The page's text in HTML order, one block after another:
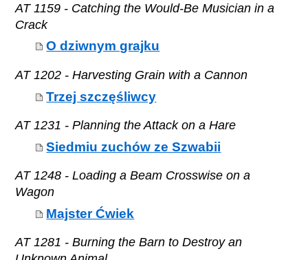
AT 1159 - Catching the Would-Be Musician in a
Crack
O dziwnym grajku
AT 1202 - Harvesting Grain with a Cannon
Trzej szczęśliwcy
AT 1231 - Planning the Attack on a Hare
Siedmiu zuchów ze Szwabii
AT 1248 - Loading a Beam Crosswise on a
Wagon
Majster Ćwiek
AT 1281 - Burning the Barn to Destroy an